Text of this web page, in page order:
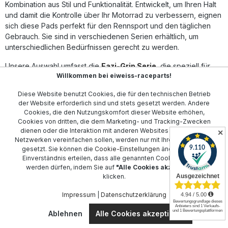
Klebeschicht Abriebfest und leicht zu reinigen Universal
verwendbar – individuell zuschneidbar für jede Tankform
Lieferumfang: 2x Eazi-Grip EVO Tank Traction Pads
(Universalgröße 300 x 150 mm)
Kombination aus Stil und Funktionalität. Entwickelt, um Ihren Halt
und damit die Kontrolle über Ihr Motorrad zu verbessern, eignen
sich diese Pads perfekt für den Rennsport und den täglichen
Gebrauch. Sie sind in verschiedenen Serien erhältlich, um
unterschiedlichen Bedürfnissen gerecht zu werden.
Unsere Auswahl umfasst dieEazi-Grip Serie, die speziell für
maximale Haltbarkeit und Komfort konzipiert ist. Für diejenigen,
Wrap Serieeine flexible und dennoch belastbare Lösung.
Diese Produktlinien stellen sicher, dass Ihre Fahrt nicht nur
sicherer, sondern auch angenehmer wird. Hochwertige
Materialien und präzise Fertigungstechniken garantieren
Langlebigkeit und Leistung.
Kundenservice
Willkommen bei eiweiss-raceparts!
Diese Website benutzt Cookies, die für den technischen Betrieb
der Website erforderlich sind und stets gesetzt werden. Andere
Cookies, die den Nutzungskomfort dieser Website erhöhen,
Cookies von dritten, die dem Marketing- und Tracking-Zwecken
dienen oder die Interaktion mit anderen Websites und sozialen
Netzwerken vereinfachen sollen, werden nur mit Ihrer Zustimmung
gesetzt. Sie können die Cookie-Einstellungen ändern oder Ihr
Einverständnis erteilen, dass alle genannten Cookies gesetzt
werden dürfen, indem Sie auf "Alle Cookies akzeptieren"
klicken.
Impressum Datenschutzerklärung
Ablehnen Alle Cookies akzeptieren
✕